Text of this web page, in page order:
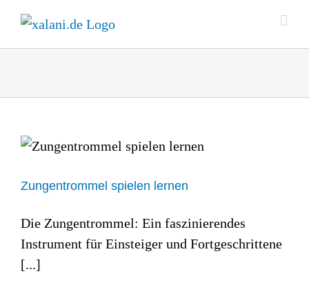
Inhalt
springen
Zungentrommel spielen lernen
Die Zungentrommel: Ein faszinierendes
Instrument für Einsteiger und Fortgeschrittene
[...]